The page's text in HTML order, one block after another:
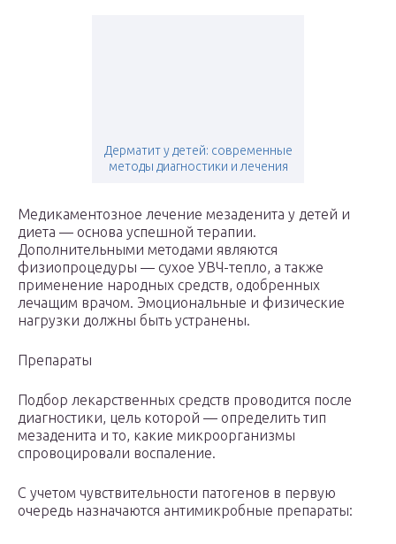
Дерматит у детей: современные
методы диагностики и лечения
Медикаментозное лечение мезаденита у детей и
диета — основа успешной терапии.
Дополнительными методами являются
физиопроцедуры — сухое УВЧ-тепло, а также
применение народных средств, одобренных
лечащим врачом. Эмоциональные и физические
нагрузки должны быть устранены.
Препараты
Подбор лекарственных средств проводится после
диагностики, цель которой — определить тип
мезаденита и то, какие микроорганизмы
спровоцировали воспаление.
С учетом чувствительности патогенов в первую
очередь назначаются антимикробные препараты: